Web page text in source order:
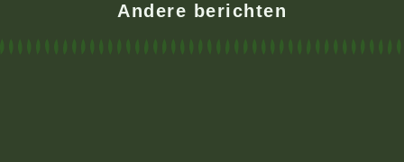
Andere berichten